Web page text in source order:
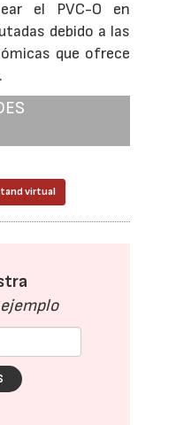
el PVC-O en
debido a las
que ofrece
virtual
ejemplo